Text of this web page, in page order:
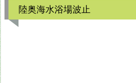
陸奥海水浴場波止